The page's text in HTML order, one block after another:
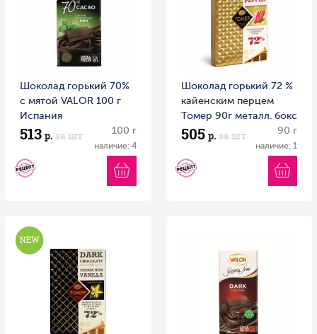
Шоколад горький 70%
с мятой VALOR 100 г
Испания
513 р. за шт 100 г
наличие: 4
Шоколад горький 72 %
кайенским перцем
Томер 90г металл. бокс
Россия
505 р. за шт 90 г
наличие: 1